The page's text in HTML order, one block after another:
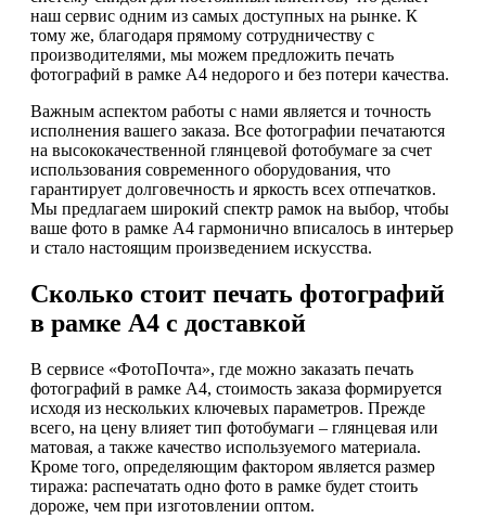
наш сервис одним из самых доступных на рынке. К
тому же, благодаря прямому сотрудничеству с
производителями, мы можем предложить печать
фотографий в рамке А4 недорого и без потери качества.
Важным аспектом работы с нами является и точность
исполнения вашего заказа. Все фотографии печатаются
на высококачественной глянцевой фотобумаге за счет
использования современного оборудования, что
гарантирует долговечность и яркость всех отпечатков.
Мы предлагаем широкий спектр рамок на выбор, чтобы
ваше фото в рамке А4 гармонично вписалось в интерьер
и стало настоящим произведением искусства.
Сколько стоит печать фотографий
в рамке А4 с доставкой
В сервисе «ФотоПочта», где можно заказать печать
фотографий в рамке А4, стоимость заказа формируется
исходя из нескольких ключевых параметров. Прежде
всего, на цену влияет тип фотобумаги – глянцевая или
матовая, а также качество используемого материала.
Кроме того, определяющим фактором является размер
тиража: распечатать одно фото в рамке будет стоить
дороже, чем при изготовлении оптом.